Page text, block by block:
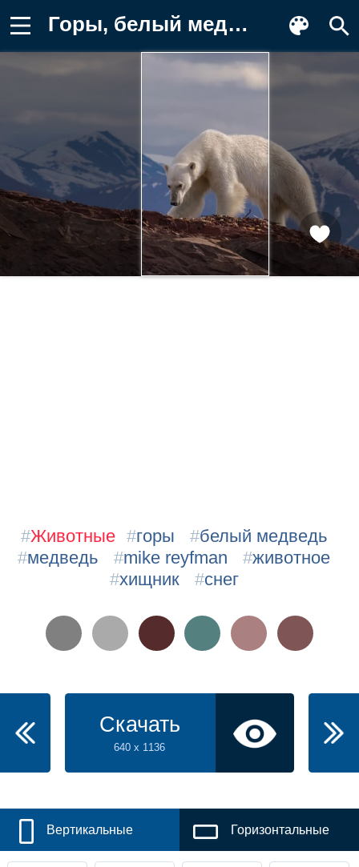
Горы, белый медведь, медведь, mike Обои
#Животные #горы #белый медведь
#медведь #mike reyfman #животное
#хищник #снег
Скачать
640 x 1136
Вертикальные Горизонтальные